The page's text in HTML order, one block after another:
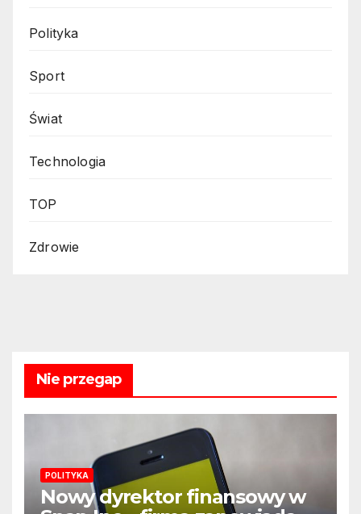
Polityka
Sport
Świat
Technologia
TOP
Zdrowie
Nie przegap
POLITYKA
Nowy dyrektor finansowy w